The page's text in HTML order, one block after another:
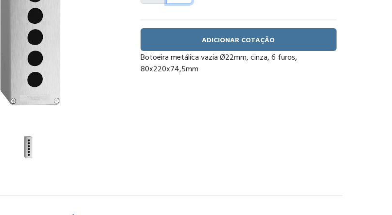
ADICIONAR COTAÇÃO
Botoeira metálica vazia Ø22mm, cinza, 6 furos,
80x220x74,5mm